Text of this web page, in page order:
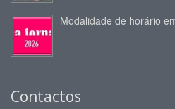
Modalidade de horário
Contactos